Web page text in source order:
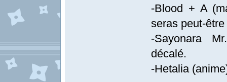
-Blood + A
seras peut-
-Sayonara
décalé.
-Hetalia